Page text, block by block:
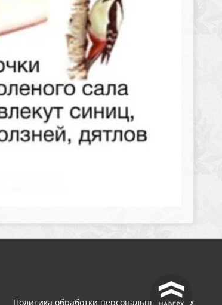
^
Политика обработки персональных данных